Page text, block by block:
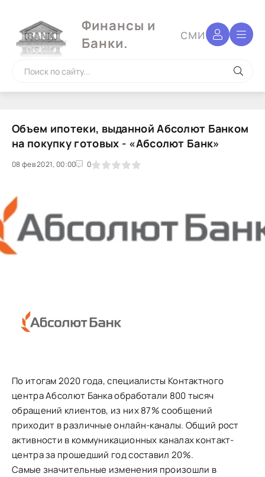
Финансы и
Банки.
сми
Объем ипотеки, выданной Абсолют Банком
на покупку готовых - «Абсолют Банк»
08 фев 2021, 00:00 0
1 2 3 4 5
По итогам 2020 года, специалисты Контактного
центра Абсолют Банка обработали 800 тысяч
обращений клиентов, из них 87% сообщений
приходит в различные онлайн-каналы. Общий рост
активности в коммуникационных каналах контакт-
центра за прошедший год составил 20%.
Самые значительные изменения произошли в